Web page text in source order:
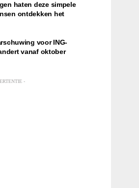
haten deze simpele
ontdekken het
voor ING-
vanaf oktober
-